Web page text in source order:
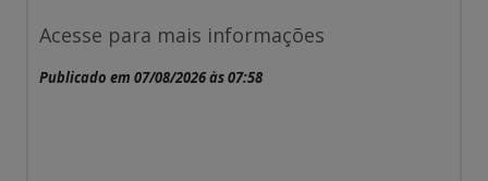
Acesse para mais informações
Publicado em 07/08/2026 às 07:58